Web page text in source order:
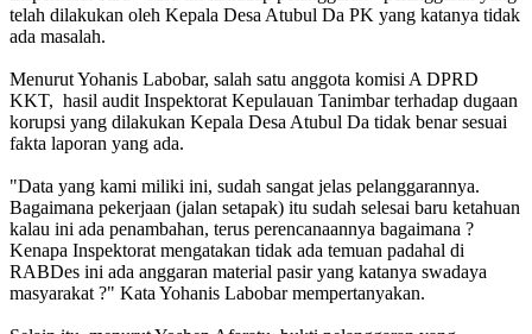
telah dilakukan oleh Kepala Desa Atubul Da PK yang katanya tidak
ada masalah.
Menurut Yohanis Labobar, salah satu anggota komisi A DPRD
KKT, hasil audit Inspektorat Kepulauan Tanimbar terhadap dugaan
korupsi yang dilakukan Kepala Desa Atubul Da tidak benar sesuai
fakta laporan yang ada.
"Data yang kami miliki ini, sudah sangat jelas pelanggarannya.
Bagaimana pekerjaan (jalan setapak) itu sudah selesai baru ketahuan
kalau ini ada penambahan, terus perencanaannya bagaimana ?
Kenapa Inspektorat mengatakan tidak ada temuan padahal di
RABDes ini ada anggaran material pasir yang katanya swadaya
masyarakat ?" Kata Yohanis Labobar mempertanyakan.